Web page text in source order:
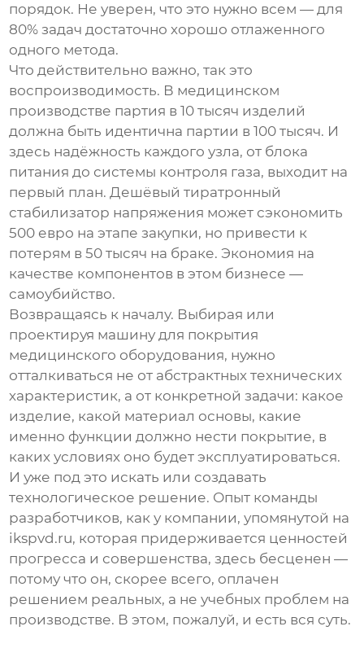
порядок. Не уверен, что это нужно всем — для
80% задач достаточно хорошо отлаженного
одного метода.
Что действительно важно, так это
воспроизводимость. В медицинском
производстве партия в 10 тысяч изделий
должна быть идентична партии в 100 тысяч. И
здесь надёжность каждого узла, от блока
питания до системы контроля газа, выходит на
первый план. Дешёвый тиратронный
стабилизатор напряжения может сэкономить
500 евро на этапе закупки, но привести к
потерям в 50 тысяч на браке. Экономия на
качестве компонентов в этом бизнесе —
самоубийство.
Возвращаясь к началу. Выбирая или
проектируя машину для покрытия
медицинского оборудования, нужно
отталкиваться не от абстрактных технических
характеристик, а от конкретной задачи: какое
изделие, какой материал основы, какие
именно функции должно нести покрытие, в
каких условиях оно будет эксплуатироваться.
И уже под это искать или создавать
технологическое решение. Опыт команды
разработчиков, как у компании, упомянутой на
ikspvd.ru, которая придерживается ценностей
прогресса и совершенства, здесь бесценен —
потому что он, скорее всего, оплачен
решением реальных, а не учебных проблем на
производстве. В этом, пожалуй, и есть вся суть.